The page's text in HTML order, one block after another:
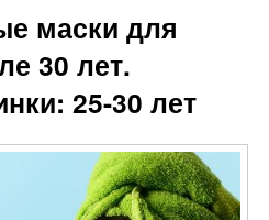
маски для
30 лет.
25-30 лет